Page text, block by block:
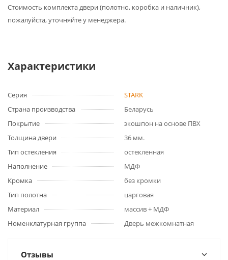
Cтоимость комплекта двери (полотно, коробка и наличник),
пожалуйста, уточняйте у менеджера.
Характеристики
Серия
STARK
Страна производства
Беларусь
Покрытие
экошпон на основе ПВХ
Толщина двери
36 мм.
Тип остекления
остекленная
Наполнение
МДФ
Кромка
без кромки
Тип полотна
царговая
Материал
массив + МДФ
Номенклатурная группа
Дверь межкомнатная
Отзывы